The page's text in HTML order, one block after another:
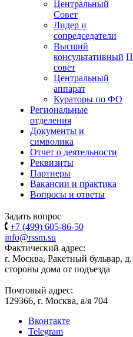
Центральный
Совет
Лидер и
сопредседатели
Высший
консультативный
совет
Центральный
аппарат
Кураторы по ФО
Региональные
отделения
Документы и
символика
Отчет о деятельности
Реквизиты
Партнеры
Вакансии и практика
Вопросы и ответы
Задать вопрос
+7 (499) 605-86-50
info@rssm.su
Фактический адрес:
г. Москва, Ракетный бульвар,
стороны дома от подъезда
Почтовый адрес:
129366, г. Москва, а/я 704
Вконтакте
Telegram